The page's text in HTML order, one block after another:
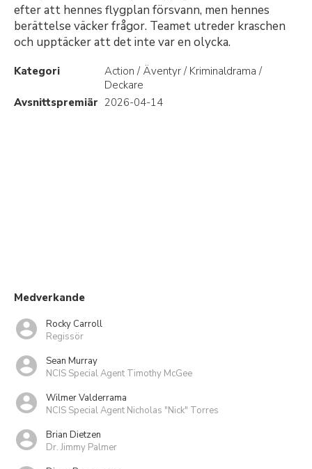
efter att hennes flygplan försvann, men hennes
berättelse väcker frågor. Teamet utreder kraschen
och upptäcker att det inte var en olycka.
Kategori
Action / Äventyr / Kriminaldrama /
Deckare
Avsnittspremiär 2026-04-14
Medverkande
Rocky Carroll
Regissör
Sean Murray
NCIS Special Agent Timothy McGee
Wilmer Valderrama
NCIS Special Agent Nicholas "Nick" Torres
Brian Dietzen
Dr. Jimmy Palmer